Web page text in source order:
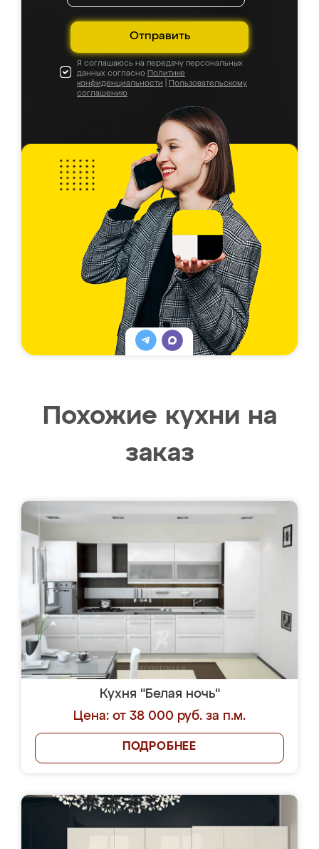
Отправить
Я соглашаюсь на передачу персональных
данных согласно Политике
конфиденциальности
Пользовательскому
соглашению
Похожие кухни на
заказ
Кухня "Белая ночь"
Цена: от 38 000 руб. за п.м.
ПОДРОБНЕЕ